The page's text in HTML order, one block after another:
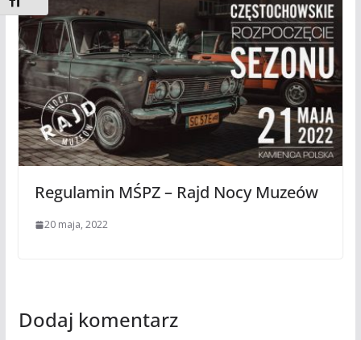
Regulamin MŚPZ – Rajd Nocy Muzeów
20 maja, 2022
Dodaj komentarz